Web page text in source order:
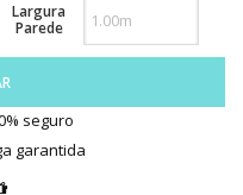
Largura
Parede
seguro
garantida